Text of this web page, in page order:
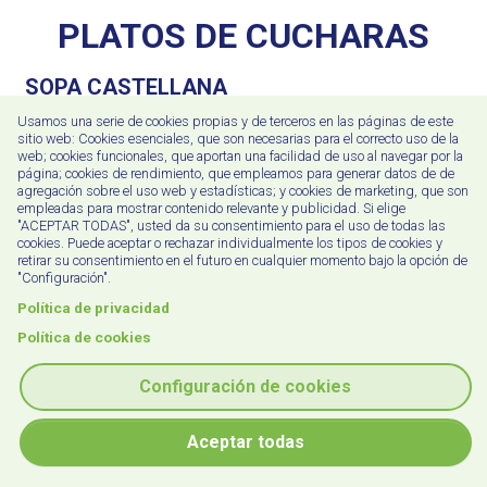
PLATOS DE CUCHARAS
SOPA CASTELLANA
13.20€
CON HUEVO ESCALFADO Y BOLETUS
Alérgenos
SOPA DE PESCADO Y MARISCOS
14.80€
Alérgenos
Usamos una serie de cookies propias y de terceros en las páginas de este
sitio web: Cookies esenciales, que son necesarias para el correcto uso de la
web; cookies funcionales, que aportan una facilidad de uso al navegar por la
página; cookies de rendimiento, que empleamos para generar datos de de
agregación sobre el uso web y estadísticas; y cookies de marketing, que son
empleadas para mostrar contenido relevante y publicidad. Si elige
"ACEPTAR TODAS", usted da su consentimiento para el uso de todas las
cookies. Puede aceptar o rechazar individualmente los tipos de cookies y
retirar su consentimiento en el futuro en cualquier momento bajo la opción de
"Configuración".
Política de privacidad
Política de cookies
Configuración de cookies
Aceptar todas
Copyright © 2026 Puntodis S.L.